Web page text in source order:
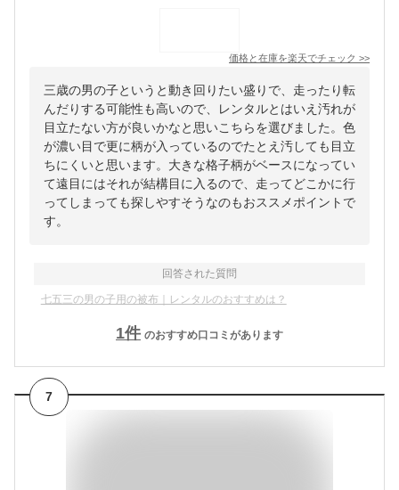
価格と在庫を楽天でチェック >>
三歳の男の子というと動き回りたい盛りで、走ったり転
んだりする可能性も高いので、レンタルとはいえ汚れが
目立たない方が良いかなと思いこちらを選びました。色
が濃い目で更に柄が入っているのでたとえ汚しても目立
ちにくいと思います。大きな格子柄がベースになってい
て遠目にはそれが結構目に入るので、走ってどこかに行
ってしまっても探しやすそうなのもおススメポイントで
す。
回答された質問
七五三の男の子用の被布｜レンタルのおすすめは？
1件 のおすすめ口コミがあります
7